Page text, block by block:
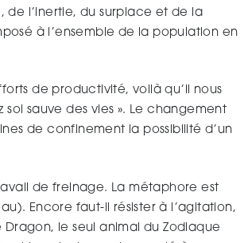
de l’inertie, du surplace et de la
à l’ensemble de la population en
de productivité, voilà qu’il nous
soi sauve des vies ». Le changement
de confinement la possibilité d’un
de freinage. La métaphore est
Encore faut-il résister à l’agitation,
le seul animal du Zodiaque